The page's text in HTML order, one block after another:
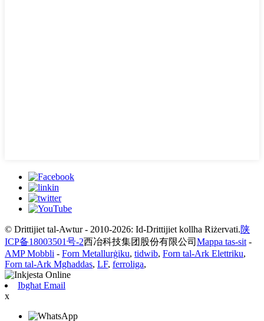
© Drittijiet tal-Awtur - 2010-2026: Id-Drittijiet kollha Riżervati.陕
ICP备18003501号-2西冶科技集团股份有限公司 Mappa tas-sit -
AMP Mobbli - Forn Metallurġiku, tidwib, Forn tal-Ark Elettriku,
Forn tal-Ark Mgħaddas, LF, ferroliga,
Ibgħat Email
x